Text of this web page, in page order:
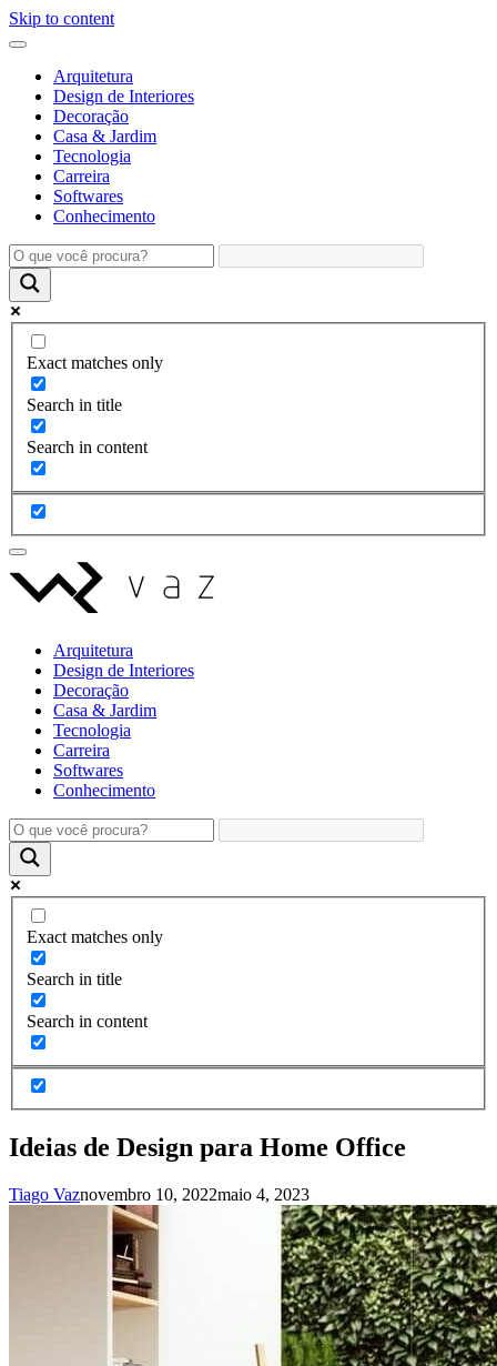
Skip to content
Arquitetura
Design de Interiores
Decoração
Casa & Jardim
Tecnologia
Carreira
Softwares
Conhecimento
Exact matches only
Search in title
Search in content
Arquitetura
Design de Interiores
Decoração
Casa & Jardim
Tecnologia
Carreira
Softwares
Conhecimento
Exact matches only
Search in title
Search in content
Ideias de Design para Home Office
Tiago Vaznovembro 10, 2022maio 4, 2023